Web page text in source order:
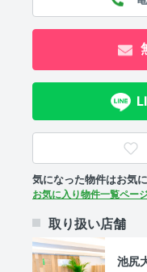
オートロック 、 防犯
室内設備
室内洗濯機置場 、 エ
バルコニー 、 全居室
共用部
宅配ボックス 、 エレ
気になった物件はお気
お気に入り物件一覧ペー
取り扱い店舗
池尻